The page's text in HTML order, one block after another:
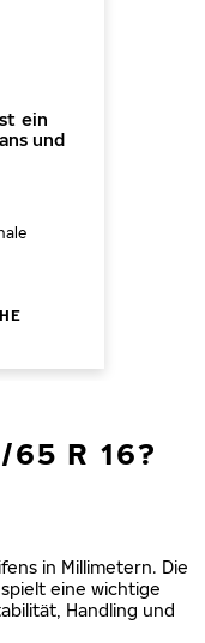
ein
und
65 R 16?
in Millimetern. Die
eine wichtige
Handling und